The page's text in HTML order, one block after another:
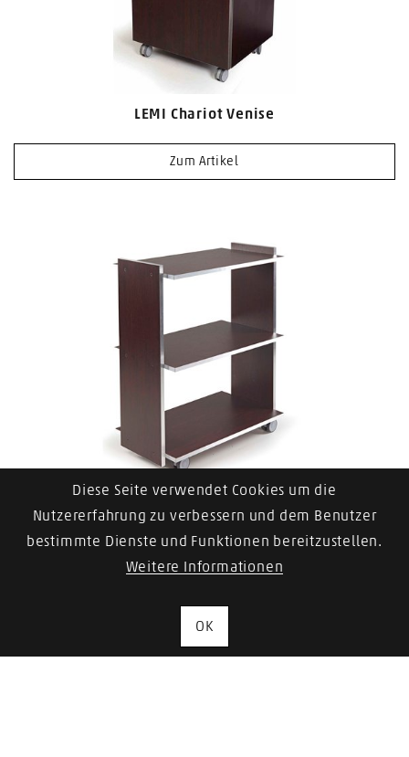
LEMI Chariot Venise
Zum Artikel
LEMI Chariot Teramo
Diese Seite verwendet Cookies um die
Nutzererfahrung zu verbessern und dem Benutzer
bestimmte Dienste und Funktionen bereitzustellen.
Weitere Informationen
OK